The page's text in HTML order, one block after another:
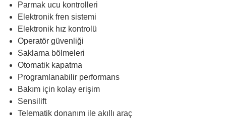
Parmak ucu kontrolleri
Elektronik fren sistemi
Elektronik hız kontrolü
Operatör güvenliği
Saklama bölmeleri
Otomatik kapatma
Programlanabilir performans
Bakım için kolay erişim
Sensilift
Telematik donanım ile akıllı araç